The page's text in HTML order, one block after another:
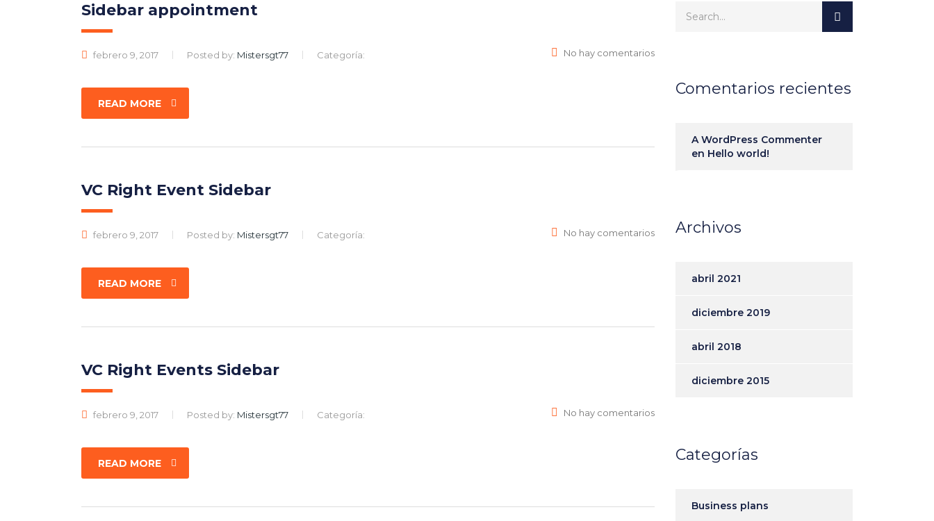
Sidebar appointment
febrero 9, 2017 Posted by: Mistersgt77 Categoría: No hay comentarios
READ MORE
VC Right Event Sidebar
febrero 9, 2017 Posted by: Mistersgt77 Categoría: No hay comentarios
READ MORE
VC Right Events Sidebar
febrero 9, 2017 Posted by: Mistersgt77 Categoría: No hay comentarios
READ MORE
Comentarios recientes
A WordPress Commenter
en Hello world!
Archivos
abril 2021
diciembre 2019
abril 2018
diciembre 2015
Categorías
Business plans